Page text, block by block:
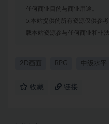
任何商业目的与商业用途。
5.本站提供的所有资源仅供参
载本站资源参与任何商业和非
2D画面 RPG 中级水平
收藏 链接